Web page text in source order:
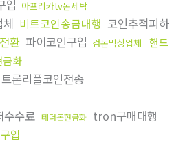
입 아프리카tv돈세탁
비트코인송금대행 코인추적피하
환 파이코인구입 검돈믹싱업체
핸드
화
트론리플코인전송
수수료 테더돈현금화 tron구매대행
입